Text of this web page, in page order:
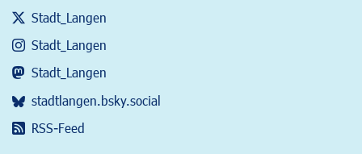
Stadt_Langen
Stadt_Langen
Stadt_Langen
stadtlangen.bsky.social
RSS-Feed